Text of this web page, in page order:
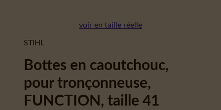
voir en taille réelle
STIHL
Bottes en caoutchouc,
pour tronçonneuse,
FUNCTION, taille 41